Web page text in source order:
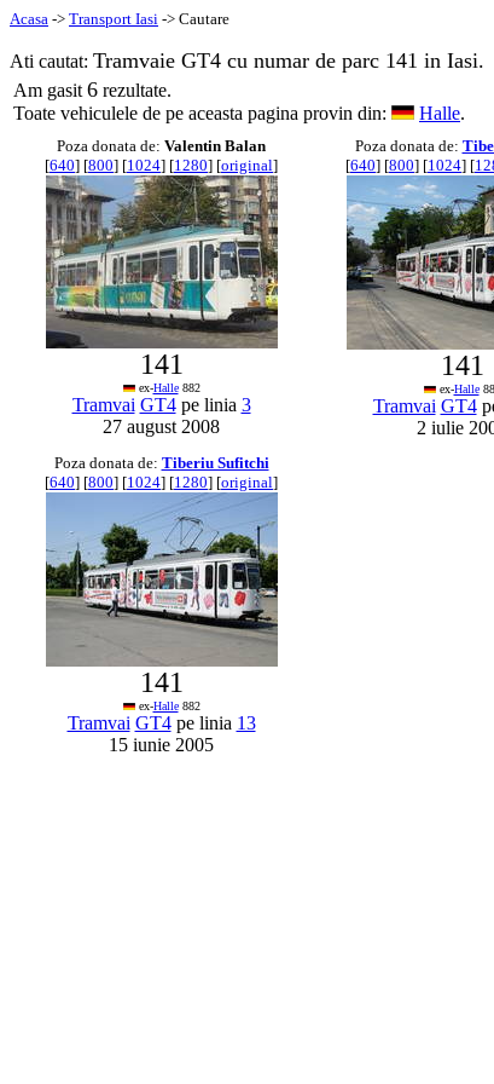
Acasa -> Transport Iasi -> Cautare
Ati cautat: Tramvaie GT4 cu numar de parc 141 in Iasi.
Am gasit 6 rezultate.
Toate vehiculele de pe aceasta pagina provin din:
Halle.
Poza donata de: Valentin Balan
[640] [800] [1024] [1280] [original]
141
ex-Halle882
Tramvai GT4pe linia 3
27 august 2008
Poza donata de:
[640] [800] [1024] [
141
ex-Halle
Tramvai GT4
2 iulie
Poza donata de: Tiberiu Sufitchi
[640] [800] [1024] [1280] [original]
141
ex-Halle882
Tramvai GT4pe linia 13
15 iunie 2005